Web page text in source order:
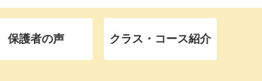
保護者の声 クラス・コース紹介